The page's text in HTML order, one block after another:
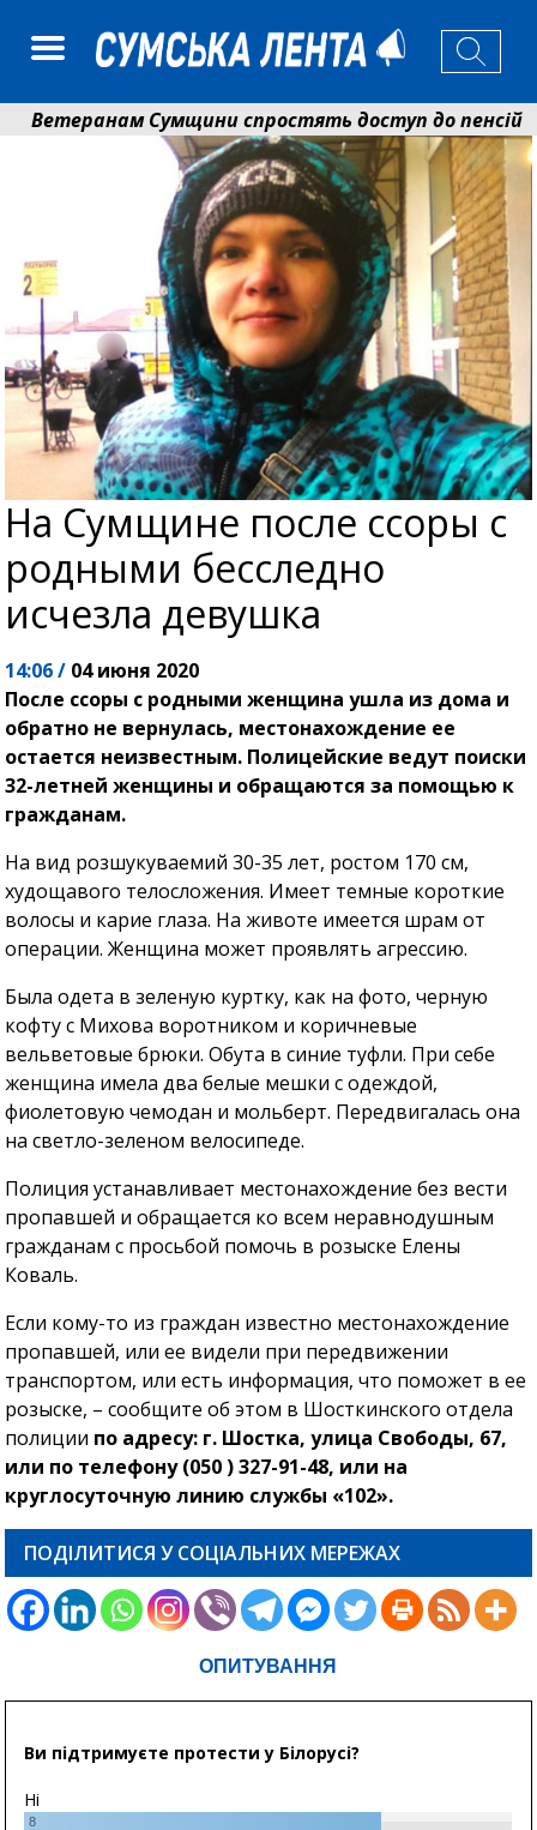
Сумщини спростять доступ до пенсій і
розширює програму відпочинку дітей із
На Сумщине после ссоры с
родными бесследно
исчезла девушка
14:06 / 04 июня 2020
После ссоры с родными женщина ушла из дома и
обратно не вернулась, местонахождение ее
остается неизвестным. Полицейские ведут поиски
32-летней женщины и обращаются за помощью к
гражданам.
На вид розшукуваемий 30-35 лет, ростом 170 см,
худощавого телосложения. Имеет темные короткие
волосы и карие глаза. На животе имеется шрам от
операции. Женщина может проявлять агрессию.
Была одета в зеленую куртку, как на фото, черную
кофту с Михова воротником и коричневые
вельветовые брюки. Обута в синие туфли. При себе
женщина имела два белые мешки с одеждой,
фиолетовую чемодан и мольберт. Передвигалась она
на светло-зеленом велосипеде.
Полиция устанавливает местонахождение без вести
пропавшей и обращается ко всем неравнодушным
гражданам с просьбой помочь в розыске Елены
Коваль.
Если кому-то из граждан известно местонахождение
пропавшей, или ее видели при передвижении
транспортом, или есть информация, что поможет в ее
розыске, – сообщите об этом в Шосткинского отдела
полиции по адресу: г. Шостка, улица Свободы, 67,
или по телефону (050 ) 327-91-48, или на
круглосуточную линию службы «102».
ПОДІЛИТИСЯ У СОЦІАЛЬНИХ МЕРЕЖАХ
ОПИТУВАННЯ
Ви підтримуєте протести у Білорусі?
Ні
8